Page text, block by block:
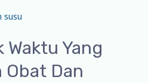
Yang
Dan